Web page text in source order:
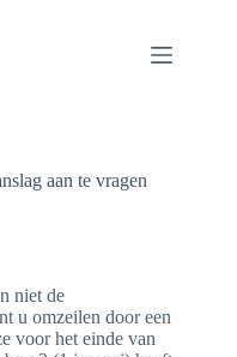
aan te vragen
niet de
u omzeilen door een
voor het einde van